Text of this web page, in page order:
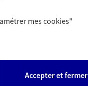
mescookies"
Accepter et fermer